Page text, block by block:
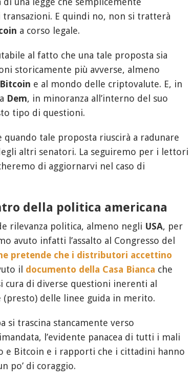
E quindi no, non si tratterà
a corso legale.
al fatto che una tale proposta sia
storicamente più avverse, almeno
Bitcoin e al mondo delle criptovalute. E, in
Dem, in minoranza all’interno del suo
tipo di questioni.
quando tale proposta riuscirà a radunare
altri senatori. La seguiremo per i lettori
di aggiornarvi nel caso di
della politica americana
rilevanza politica, almeno negli USA, per
avuto infatti l’assalto al Congresso del
pretende che i distributori accettino
il documento della Casa Bianca che
cura di diverse questioni inerenti al
delle linee guida in merito.
si trascina stancamente verso
l’evidente panacea di tutti i mali
e Bitcoin e i rapporti che i cittadini hanno
po’ di coraggio.